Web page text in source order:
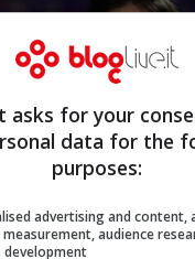
Images)
asks for your
data for the
purposes:
advertising and content,
audience
development